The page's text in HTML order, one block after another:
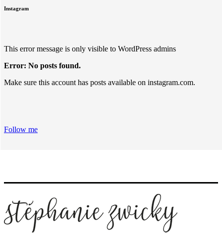
Instagram
This error message is only visible to WordPress admins
Error: No posts found.
Make sure this account has posts available on instagram.com.
Follow me